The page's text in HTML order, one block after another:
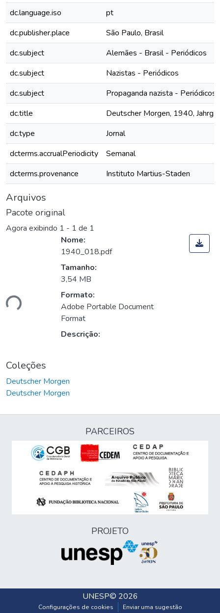
dc.language.iso
pt
dc.publisher.place
São Paulo, Brasil
dc.subject
Alemães - Brasil - Periódicos
dc.subject
Nazistas - Periódicos
dc.subject
Propaganda nazista - Periódicos
dc.title
Deutscher Morgen, 1940, Jahrg.
dc.type
Jornal
dcterms.accrualPeriodicity
Semanal
dcterms.provenance
Instituto Martius-Staden
Arquivos
Pacote original
Agora exibindo 1 - 1 de 1
Nome:
1940_018.pdf
Tamanho:
3,54 MB
Formato:
Adobe Portable Document
Format
Descrição:
Coleções
Deutscher Morgen
Deutscher Morgen
PARCEIROS
PROJETO
UNESP© 2026
Configurações de cookies Enviar uma sugestão